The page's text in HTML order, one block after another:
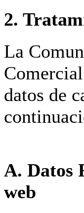
2.
La
datos de
A. Datos
web